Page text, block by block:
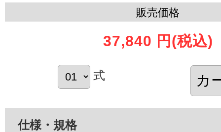
販売価格
37,840 円 (税込)
式
仕様・規格